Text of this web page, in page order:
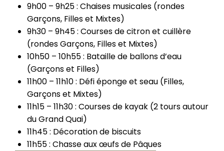
9h00 – 9h25 : Chaises musicales (rondes
Garçons, Filles et Mixtes)
9h30 – 9h45 : Courses de citron et cuillère
(rondes Garçons, Filles et Mixtes)
10h50 – 10h55 : Bataille de ballons d’eau
(Garçons et Filles)
11h00 – 11h10 : Défi éponge et seau (Filles,
Garçons et Mixtes)
11h15 – 11h30 : Courses de kayak (2 tours autour
du Grand Quai)
11h45 : Décoration de biscuits
11h55 : Chasse aux œufs de Pâques